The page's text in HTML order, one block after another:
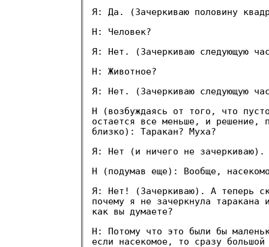
Я: Да. (Зачеркиваю половину
Н: Человек?
Я: Нет. (Зачеркиваю следующую
Н: Животное?
Я: Нет. (Зачеркиваю следующую
Н (возбуждаясь от того, что
остается все меньше, и решение,
близко): Таракан? Муха?
Я: Нет (и ничего не зачеркиваю).
Н (подумав еще): Вообще,
Я: Нет! (Зачеркиваю). А теперь
почему я не зачеркнула таракана
как вы думаете?
Н: Потому что это были бы
если насекомое, то сразу